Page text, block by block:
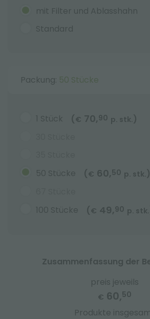
mit Filter und Ablasshahn
Standard
Packung: 50 Stücke
1 Stück ( € 70, 90 p. stk. )
50 Stücke
( € 60,50 p. stk. )
100 Stücke
( € 49, 90 p. stk.
Zusammenfassung der
preis jeweils
€ 60,50
Produkte